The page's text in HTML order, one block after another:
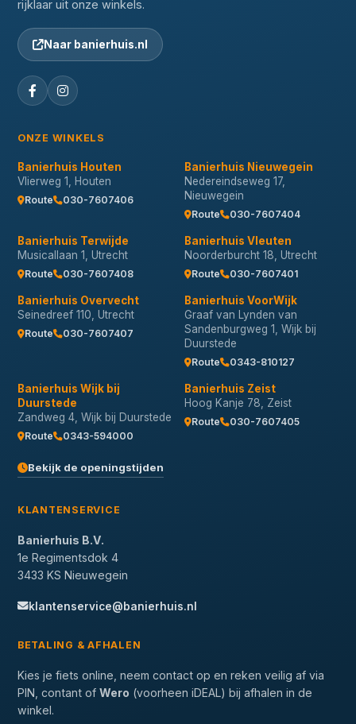
rijklaar uit onze winkels.
Naar banierhuis.nl
ONZE WINKELS
Banierhuis Houten
Vlierweg 1, Houten
Route 030-7607406
Banierhuis Nieuwegein
Nedereindseweg 17,
Nieuwegein
Route 030-7607404
Banierhuis Terwijde
Musicallaan 1, Utrecht
Route 030-7607408
Banierhuis Vleuten
Noorderburcht 18, Utrecht
Route 030-7607401
Banierhuis Overvecht
Seinedreef 110, Utrecht
Route 030-7607407
Banierhuis VoorWijk
Graaf van Lynden van
Sandenburgweg 1, Wijk bij
Duurstede
Route 0343-810127
Banierhuis Wijk bij
Duurstede
Zandweg 4, Wijk bij Duurstede
Route 0343-594000
Banierhuis Zeist
Hoog Kanje 78, Zeist
Route 030-7607405
Bekijk de openingstijden
KLANTENSERVICE
Banierhuis B.V.
1e Regimentsdok 4
3433 KS Nieuwegein
klantenservice@banierhuis.nl
BETALING & AFHALEN
Kies je fiets online, neem contact op en reken veilig af via
PIN, contant of Wero (voorheen iDEAL) bij afhalen in de
winkel.